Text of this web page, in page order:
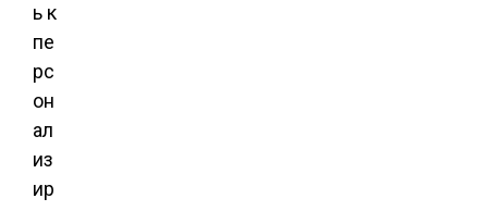
ь к
пе
рс
он
ал
из
ир